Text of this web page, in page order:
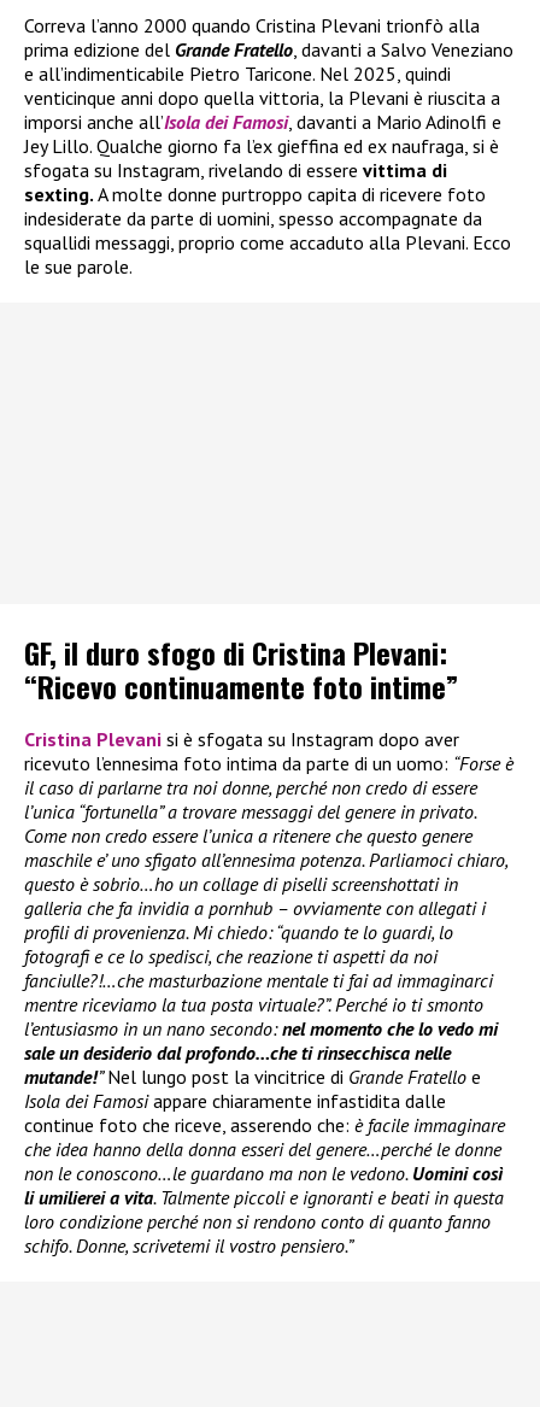
Correva l’anno 2000 quando Cristina Plevani trionfò alla
prima edizione del Grande Fratello , davanti a Salvo Veneziano
e all’indimenticabile Pietro Taricone. Nel 2025, quindi
venticinque anni dopo quella vittoria, la Plevani è riuscita a
imporsi anche all’Isola dei Famosi, davanti a Mario Adinolfi e
Jey Lillo. Qualche giorno fa l’ex gieffina ed ex naufraga, si è
sfogata su Instagram, rivelando di essere vittima di
sexting. A molte donne purtroppo capita di ricevere foto
indesiderate da parte di uomini, spesso accompagnate da
squallidi messaggi, proprio come accaduto alla Plevani. Ecco
le sue parole.
GF, il duro sfogo di Cristina Plevani:
“Ricevo continuamente foto intime”
Cristina Plevani si è sfogata su Instagram dopo aver
ricevuto l’ennesima foto intima da parte di un uomo: “Forse è
il caso di parlarne tra noi donne, perché non credo di essere
l’unica “fortunella” a trovare messaggi del genere in privato.
Come non credo essere l’unica a ritenere che questo genere
maschile e’ uno sfigato all’ennesima potenza. Parliamoci chiaro,
questo è sobrio…ho un collage di piselli screenshottati in
galleria che fa invidia a pornhub – ovviamente con allegati i
profili di provenienza. Mi chiedo: “quando te lo guardi, lo
fotografi e ce lo spedisci, che reazione ti aspetti da noi
fanciulle?!…che masturbazione mentale ti fai ad immaginarci
mentre riceviamo la tua posta virtuale?”. Perché io ti smonto
l’entusiasmo in un nano secondo:nel momento che lo vedo mi
sale un desiderio dal profondo…che ti rinsecchisca nelle
mutande!”Nel lungo post la vincitrice di Grande Fratello e
Isola dei Famosiappare chiaramente infastidita dalle
continue foto che riceve, asserendo che: è facile immaginare
che idea hanno della donna esseri del genere…perché le donne
non le conoscono…le guardano ma non le vedono. Uomini così
li umilierei a vita. Talmente piccoli e ignoranti e beati in questa
loro condizione perché non si rendono conto di quanto fanno
schifo. Donne, scrivetemi il vostro pensiero.”